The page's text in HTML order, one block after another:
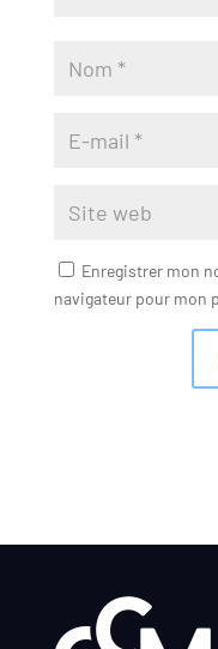
Enregistrer mon
navigateur pour mon